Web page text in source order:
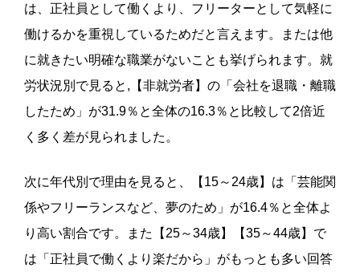
は、正社員として働くより、フリーターとして気軽に
働けるかを重視しているためだと言えます。または他
に就きたい明確な職業がないことも挙げられます。就
労状況別で見ると,【非就労者】の「会社を退職・離職
したため」が31.9％と全体の16.3％と比較して2倍近
く多く差が見られました。
次に年代別で理由を見ると、【15～24歳】は「芸能関
係やフリーランスなど、夢のため」が16.4％と全体よ
り高い割合です。また【25～34歳】【35～44歳】で
は「正社員で働くより楽だから」がもっとも多い回答